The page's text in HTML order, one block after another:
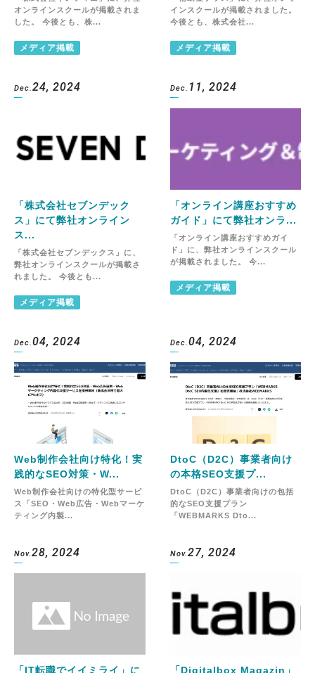
オンラインスクールが掲載されま
した。 今後とも、株...
メディア掲載
インスクールが掲載されました。
今後とも、株式会社...
メディア掲載
Dec.24, 2024
「株式会社セブンデック
ス」にて弊社オンライン
ス...
「株式会社セブンデックス」に、
弊社オンラインスクールが掲載さ
れました。 今後とも...
メディア掲載
Dec. 11, 2024
「オンライン講座おすすめ
ガイド」にて弊社オンラ...
「オンライン講座おすすめガイ
ド」に、弊社オンラインスクール
が掲載されました。 今...
メディア掲載
Dec.04, 2024
Web制作会社向け特化！実
践的なSEO対策・W...
Web制作会社向けの特化型サービ
ス「SEO・Web広告・Webマーケ
ティング内製...
Dec.04, 2024
DtoC（D2C）事業者向け
の本格SEO支援プ...
DtoC（D2C）事業者向けの包括
的なSEO支援プラン
「WEBMARKS Dto...
Nov.28, 2024
「IT転職でイイミライ」に
Nov.27, 2024
「Digitalbox Magazin」